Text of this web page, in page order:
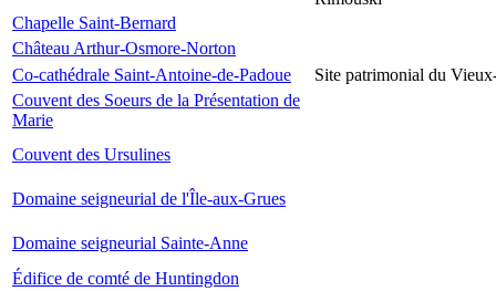
Chapelle Saint-Bernard
Château Arthur-Osmore-Norton
Co-cathédrale Saint-Antoine-de-Padoue
Site patrimonial du
Couvent des Soeurs de la Présentation de
Marie
Couvent des Ursulines
Domaine seigneurial de l'Île-aux-Grues
Domaine seigneurial Sainte-Anne
Édifice de comté de Huntingdon